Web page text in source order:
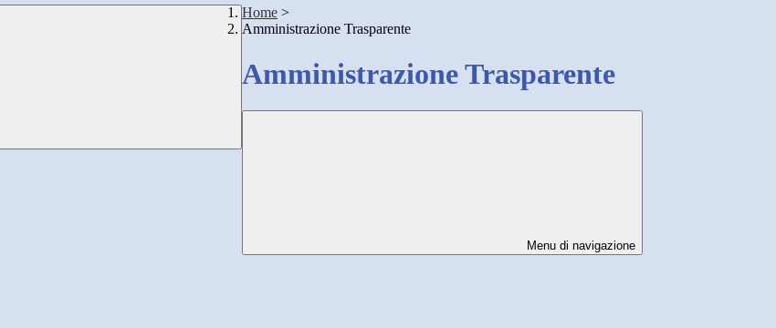
Home >
Amministrazione Trasparente
Amministrazione Trasparente
Menu di navigazione